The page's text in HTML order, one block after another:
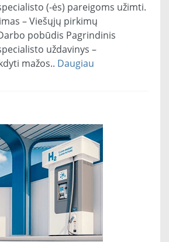
(-ės) pareigoms užimti.
– Viešųjų pirkimų
pobūdis Pagrindinis
uždavinys –
mažos.. Daugiau